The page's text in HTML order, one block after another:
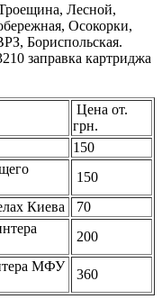
Лесной,
Осокорки,
Бориспольская.
заправка картриджа
Цена от.
грн.
150
150
Киева
70
200
МФУ
360